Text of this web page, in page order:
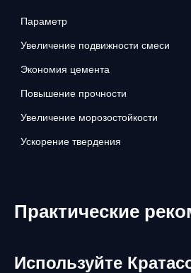
Параметр
Увеличение подвижности смеси
Экономия цемента
Повышение прочности
Увеличение морозостойкости
Ускорение твердения
Практические
Используйте